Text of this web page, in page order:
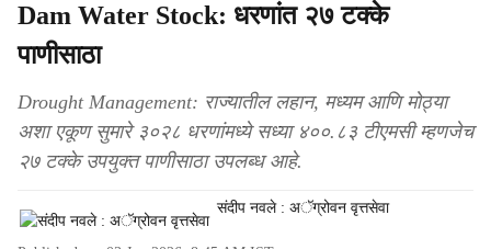
Dam Water Stock: धरणांत २७ टक्के
पाणीसाठा
Drought Management: राज्यातील लहान, मध्यम आणि मोठ्या
अशा एकूण सुमारे ३०२८ धरणांमध्ये सध्या ४००.८३ टीएमसी म्हणजेच
२७ टक्के उपयुक्त पाणीसाठा उपलब्ध आहे.
संदीप नवले : अॅग्रोवन वृत्तसेवा